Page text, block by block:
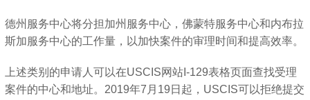
德州服务中心将分担加州服务中心，佛蒙特服务中心和内布拉
斯加服务中心的工作量，以加快案件的审理时间和提高效率。
上述类别的申请人可以在USCIS网站I-129表格页面查找受理
案件的中心和地址。2019年7月19日起，USCIS可以拒绝提交